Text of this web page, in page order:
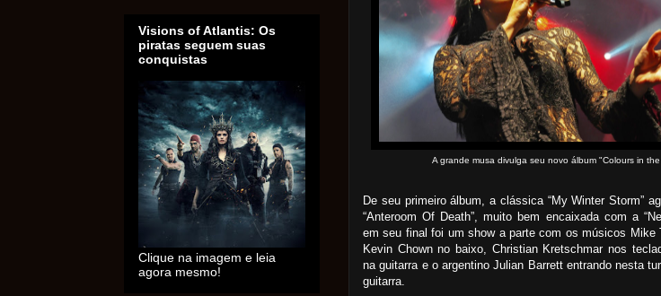
A grande musa divulga seu novo álbum "Colours in the
De seu primeiro álbum, a clássica “My Winter Storm”
“Anteroom Of Death”, muito bem encaixada com a
em seu final foi um show a parte com os músicos Mike
Kevin Chown no baixo, Christian Kretschmar nos
na guitarra e o argentino Julian Barrett entrando nesta
guitarra.
Visions of Atlantis: Os
piratas seguem suas
conquistas
Clique na imagem e leia
agora mesmo!